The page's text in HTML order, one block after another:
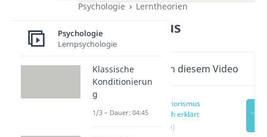
Psychologie
Lerntheorien
Behaviorismus
Wichtige Inhalte in diesem Video
Behaviorismus
einfach erklärt
(00:20)
Psychologie
Lernpsychologie
Klassische
Konditionierun
g
1/3 – Dauer: 04:45